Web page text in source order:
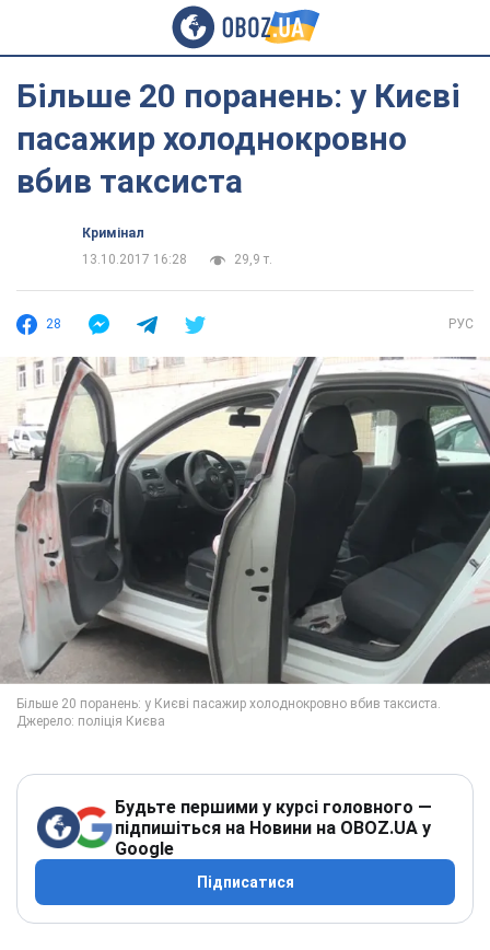
Більше 20 поранень: у Києві
пасажир холоднокровно
вбив таксиста
Кримінал
13.10.2017 16:28
29,9 т.
28 РУС
Будьте першими у курсі головного —
підпишіться на Новини на OBOZ.UA у
Google
Підписатися